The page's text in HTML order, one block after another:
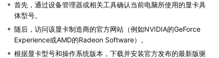
首先，通过设备管理器或相关工具确认当前电脑所使用的显卡具
体型号。
随后，访问该显卡制造商的官方网站（例如NVIDIA的GeForce
Experience或AMD的Radeon Software）。
根据显卡型号和操作系统版本，下载并安装官方发布的最新版驱